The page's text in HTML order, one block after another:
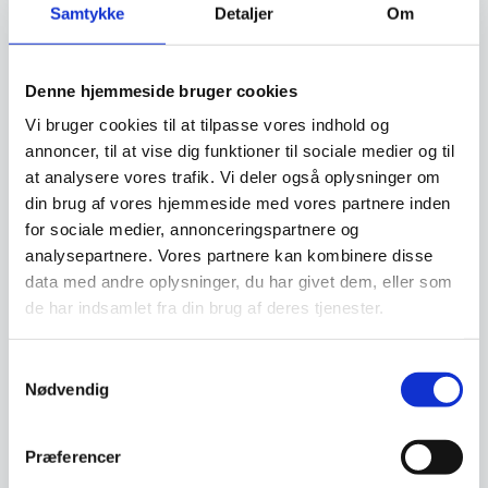
Samtykke Detaljer Om
Denne hjemmeside bruger cookies
Vi bruger cookies til at tilpasse vores indhold og
annoncer, til at vise dig funktioner til sociale medier og til
at analysere vores trafik. Vi deler også oplysninger om
din brug af vores hjemmeside med vores partnere inden
for sociale medier, annonceringspartnere og
analysepartnere. Vores partnere kan kombinere disse
data med andre oplysninger, du har givet dem, eller som
de har indsamlet fra din brug af deres tjenester.
Nødvendig
Præferencer
Relaterede varer
Miyabi Brødkniv 23 cm
kniv, Damask design, 133
lag stål
Miyabi giver dig det perfekte
Miyabi Gyutoh 20 cm
kniv, Damask design, 133
lag stål
Miyabi giver dig det perfekte